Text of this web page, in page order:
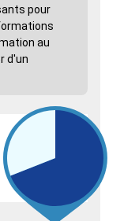
pour
au
d'un